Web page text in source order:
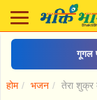
गूगल
होम भजन तेरा शुक्र